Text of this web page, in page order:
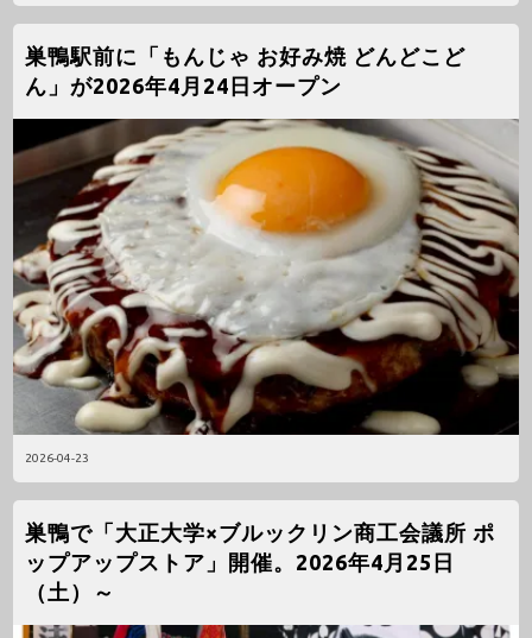
2026-04-23
巣鴨駅前に「もんじゃ お好み焼 どんどこど
ん」が2026年4月24日オープン
巣鴨で「大正大学×ブルックリン商工会議所 ポ
ップアップストア」開催。2026年4月25日
（土）～